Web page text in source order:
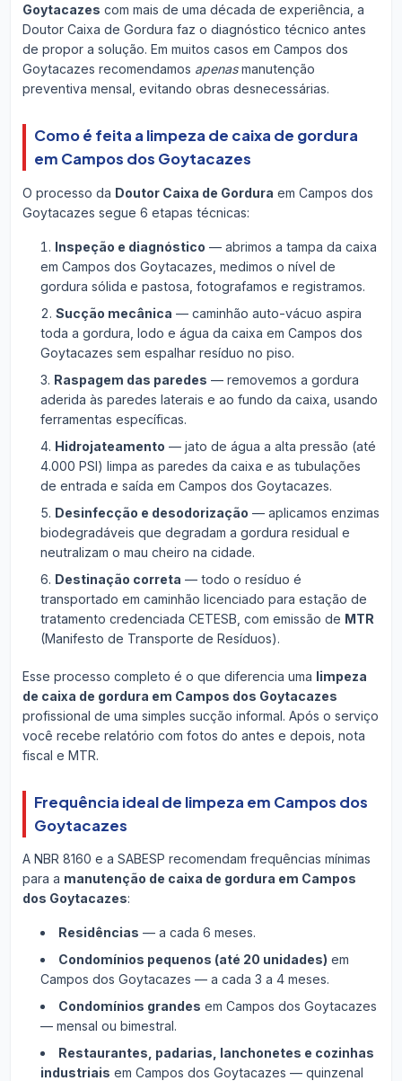
Goytacazes com mais de uma década de experiência, a
Doutor Caixa de Gordura faz o diagnóstico técnico antes
de propor a solução. Em muitos casos em Campos dos
Goytacazes recomendamos apenasmanutenção
preventiva mensal, evitando obras desnecessárias.
Como é feita a limpeza de caixa de gordura
em Campos dos Goytacazes
O processo da Doutor Caixa de Gordura em Campos dos
Goytacazes segue 6 etapas técnicas:
Inspeção e diagnóstico — abrimos a tampa da caixa
em Campos dos Goytacazes, medimos o nível de
gordura sólida e pastosa, fotografamos e registramos.
Sucção mecânica — caminhão auto-vácuo aspira
toda a gordura, lodo e água da caixa em Campos dos
Goytacazes sem espalhar resíduo no piso.
Raspagem das paredes — removemos a gordura
aderida às paredes laterais e ao fundo da caixa, usando
ferramentas específicas.
Hidrojateamento — jato de água a alta pressão (até
4.000 PSI) limpa as paredes da caixa e as tubulações
de entrada e saída em Campos dos Goytacazes.
Desinfecção e desodorização — aplicamos enzimas
biodegradáveis que degradam a gordura residual e
neutralizam o mau cheiro na cidade.
Destinação correta — todo o resíduo é
transportado em caminhão licenciado para estação de
tratamento credenciada CETESB, com emissão de MTR
(Manifesto de Transporte de Resíduos).
Esse processo completo é o que diferencia uma limpeza
de caixa de gordura em Campos dos Goytacazes
profissional de uma simples sucção informal. Após o serviço
você recebe relatório com fotos do antes e depois, nota
fiscal e MTR.
Frequência ideal de limpeza em Campos dos
Goytacazes
A NBR 8160 e a SABESP recomendam frequências mínimas
para a manutenção de caixa de gordura em Campos
dos Goytacazes:
Residências — a cada 6 meses.
Condomínios pequenos (até 20 unidades) em
Campos dos Goytacazes — a cada 3 a 4 meses.
Condomínios grandes em Campos dos Goytacazes
— mensal ou bimestral.
Restaurantes, padarias, lanchonetes e cozinhas
industriais em Campos dos Goytacazes — quinzenal